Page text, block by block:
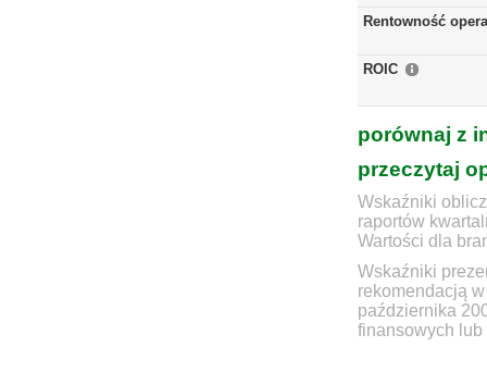
Rentowność
ROIC
porównaj z
przeczytaj
Wskaźniki
raportów
Wartości dla
Wskaźniki
rekomendacją
października
finansowych lub